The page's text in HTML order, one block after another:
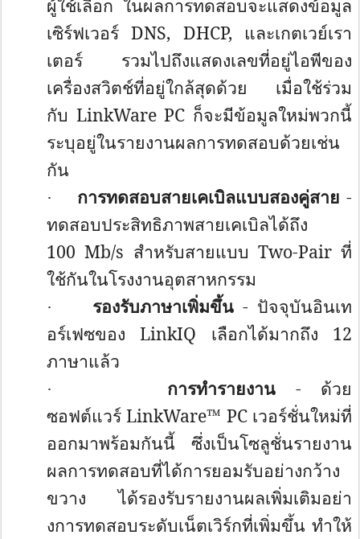
ผู้ใช้เลือก ในผลการทดสอบจะแสดงข้อมูล
เซิร์ฟเวอร์DNS, DHCP, และเกตเวย์เรา
เตอร์ รวมไปถึงแสดงเลขที่อยู่ไอพีของ
เครื่องสวิตช์ที่อยู่ใกล้สุดด้วย เมื่อใช้ร่วม
กับ LinkWare PC ก็จะมีข้อมูลใหม่พวกนี้
ระบุอยู่ในรายงานผลการทดสอบด้วยเช่น
กัน
· การทดสอบสายเคเบิลแบบสองคู่สาย -
ทดสอบประสิทธิภาพสายเคเบิลได้ถึง
100Mb/s สำหรับสายแบบ Two-Pair ที่
ใช้กันในโรงงานอุตสาหกรรม
· รองรับภาษาเพิ่มขึ้น- ปัจจุบันอินเท
อร์เฟซของLinkIQ เลือกได้มากถึง 12
ภาษาแล้ว
· การทำรายงาน - ด้วย
ซอฟต์แวร์LinkWare™ PC เวอร์ชั่นใหม่ที่
ออกมาพร้อมกันนี้ ซึ่งเป็นโซลูชั่นรายงาน
ผลการทดสอบที่ได้การยอมรับอย่างกว้าง
ขวาง ได้รองรับรายงานผลเพิ่มเติมอย่า
งการทดสอบระดับเน็ตเวิร์กที่เพิ่มขึ้น ทำให้